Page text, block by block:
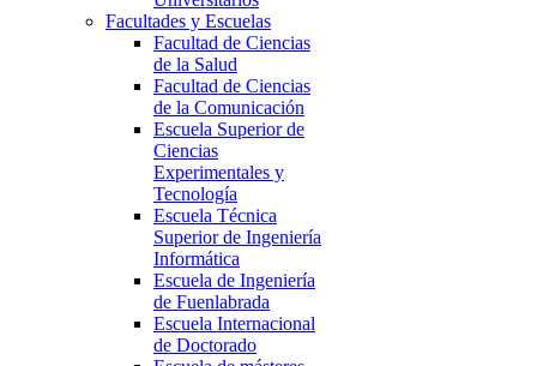
Facultades y Escuelas
Facultad de Ciencias
de la Salud
Facultad de Ciencias
de la Comunicación
Escuela Superior de
Ciencias
Experimentales y
Tecnología
Escuela Técnica
Superior de Ingeniería
Informática
Escuela de Ingeniería
de Fuenlabrada
Escuela Internacional
de Doctorado